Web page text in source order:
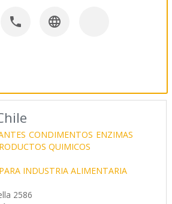
 
CONDIMENTOS ENZIMAS
QUIMICOS
INDUSTRIA ALIMENTARIA
2586